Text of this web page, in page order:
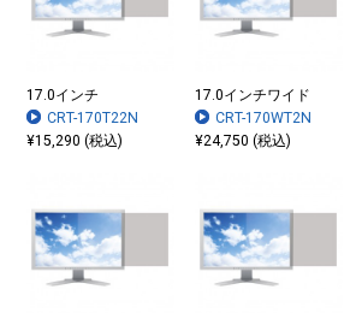
17.0インチ
CRT-170T22N
¥15,290 (税込)
17.0インチワイド
CRT-170WT2N
¥24,750 (税込)